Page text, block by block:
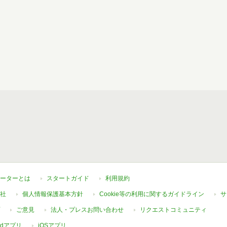
ターとは スタートガイド 利用規約
個人情報保護基本方針 Cookie等の利用に関するガイドライン
ご意見 法人・プレスお問い合わせ リクエストコミュニティ